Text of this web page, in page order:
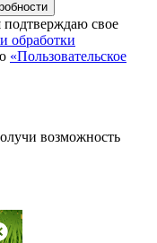
подробности
свое
обработки
«Пользовательское
возможность